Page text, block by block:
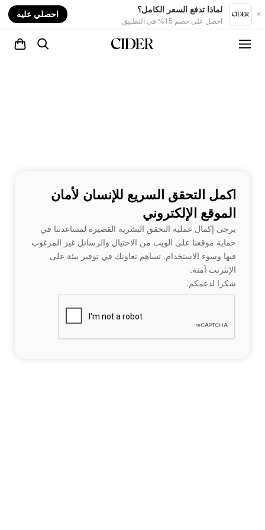
لماذا تدفع السعر الكامل؟
احصل على خصم 15% في التطبيق
احصلي عليه
اكمل التحقق السريع للإنسان لأمان
الموقع الإلكتروني
يرجى إكمال عملية التحقق البشرية القصيرة لمساعدتنا في
حماية موقعنا على الويب من الاحتيال والرسائل غير المرغوب
فيها وسوء الاستخدام. تساهم تعاونك في توفير بيئة على
الإنترنت آمنة.
شكرا لدعمكم.